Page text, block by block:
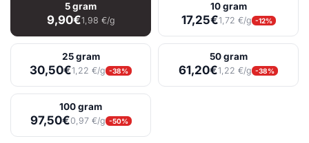
5 gram
9,90€1,98 €/g
10 gram
17,25€1,72 €/g -12%
25 gram
30,50€1,22 €/g -38%
50 gram
61,20€1,22 €/g -38%
100 gram
97,50€0,97 €/g -50%